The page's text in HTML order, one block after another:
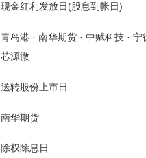
现金红利发放日(股息到帐日)
青岛港 · 南华期货 · 中赋科技 · 宁
芯源微
送转股份上市日
南华期货
除权除息日